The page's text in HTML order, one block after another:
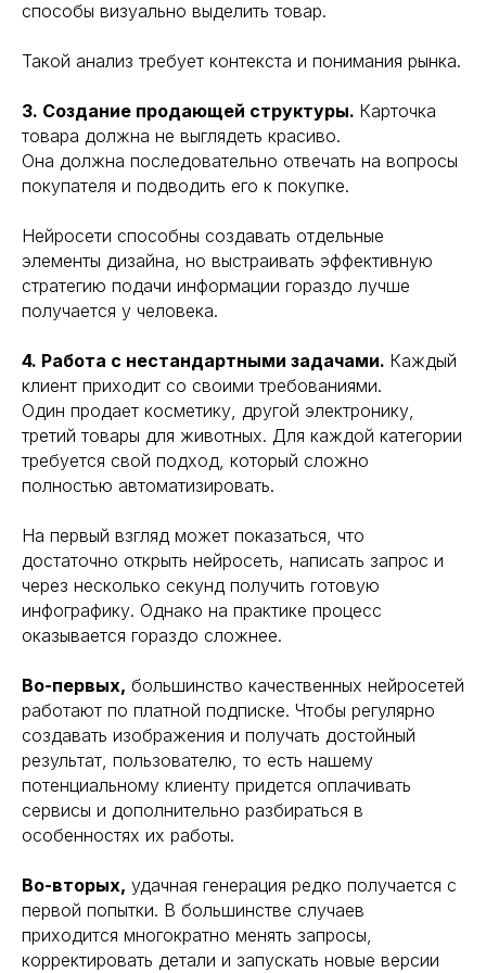
способы визуально выделить товар.
Такой анализ требует контекста и понимания рынка.
3. Создание продающей структуры. Карточка
товара должна не выглядеть красиво.
Она должна последовательно отвечать на вопросы
покупателя и подводить его к покупке.
Нейросети способны создавать отдельные
элементы дизайна, но выстраивать эффективную
стратегию подачи информации гораздо лучше
получается у человека.
4. Работа с нестандартными задачами. Каждый
клиент приходит со своими требованиями.
Один продает косметику, другой электронику,
третий товары для животных. Для каждой категории
требуется свой подход, который сложно
полностью автоматизировать.
На первый взгляд может показаться, что
достаточно открыть нейросеть, написать запрос и
через несколько секунд получить готовую
инфографику. Однако на практике процесс
оказывается гораздо сложнее.
Во-первых, большинство качественных нейросетей
работают по платной подписке. Чтобы регулярно
создавать изображения и получать достойный
результат, пользователю, то есть нашему
потенциальному клиенту придется оплачивать
сервисы и дополнительно разбираться в
особенностях их работы.
Во-вторых, удачная генерация редко получается с
первой попытки. В большинстве случаев
приходится многократно менять запросы,
корректировать детали и запускать новые версии